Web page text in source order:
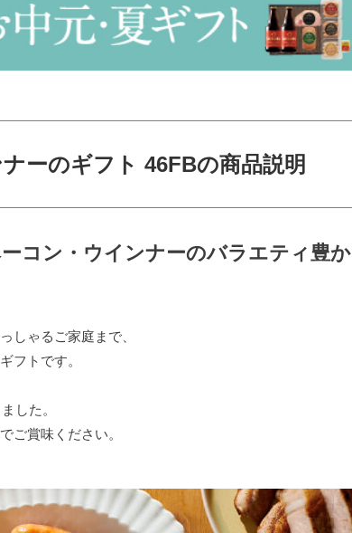
ーのギフト 46FBの商品説明
コン・ウインナーのバラエティ豊か
しゃるご家庭まで、
フトです。
した。
ご賞味ください。